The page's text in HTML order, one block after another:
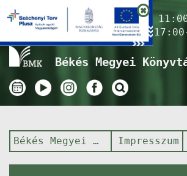
Nyitvatartás ma:
(Gyermekkönyvtár
Békés Megyei
Békés Megyei Könyvtár Impresszum